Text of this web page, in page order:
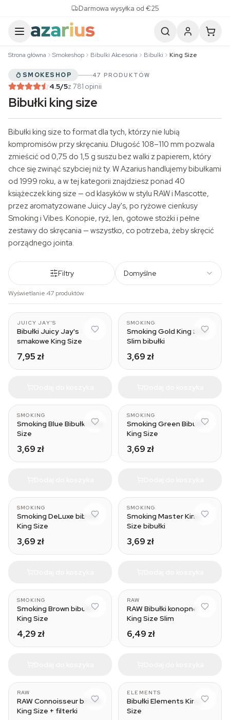
Darmowa wysyłka od €25
Strona główna Smokeshop Bibulki Akcesoria Bibulki King Size
SMOKESHOP 47 PRODUKTÓW
4.5/5z 781 opinii
Bibułki king size
Bibułki king size to format dla tych, którzy nie lubią
kompromisów przy skręcaniu. Długość 108–110 mm pozwala
zmieścić od 0,75 do 1,5 g suszu bez walki z papierem, który
chce się zwinąć szybciej niż ty. W Azarius handlujemy bibułkami
od 1999 roku, a w tej kategorii znajdziesz ponad 40
książeczek king size — od klasyków w stylu RAW i Mascotte,
przez aromatyzowane Juicy Jay's, po ryżowe cienkusy
Smoking i Vibes. Konopie, ryż, len, gotowe stożki i pełne
zestawy do skręcania — wszystko, co potrzeba, żeby skręcić
porządnego jointa.
Filtry Domyślne
Wyświetlanie 47 produktów
Green Apple
JUICY JAY'S
Bibułki Juicy Jay's
smakowe King Size
7,95 zł
SMOKING
Smoking Gold King Size
Slim bibułki
3,69 zł
SMOKING
Smoking Blue Bibułki King
Size
3,69 zł
SMOKING
Smoking Green Bibułki
King Size
3,69 zł
SMOKING
Smoking DeLuxe bibułki
King Size
3,69 zł
SMOKING
Smoking Master King
Size bibułki
3,69 zł
SMOKING
Smoking Brown bibułki
King Size
4,29 zł
RAW
RAW Bibułki konopne
King Size Slim
6,49 zł
RAW
RAW Connoisseur bibułki
King Size + filterki
ELEMENTS
Bibułki Elements King
Size